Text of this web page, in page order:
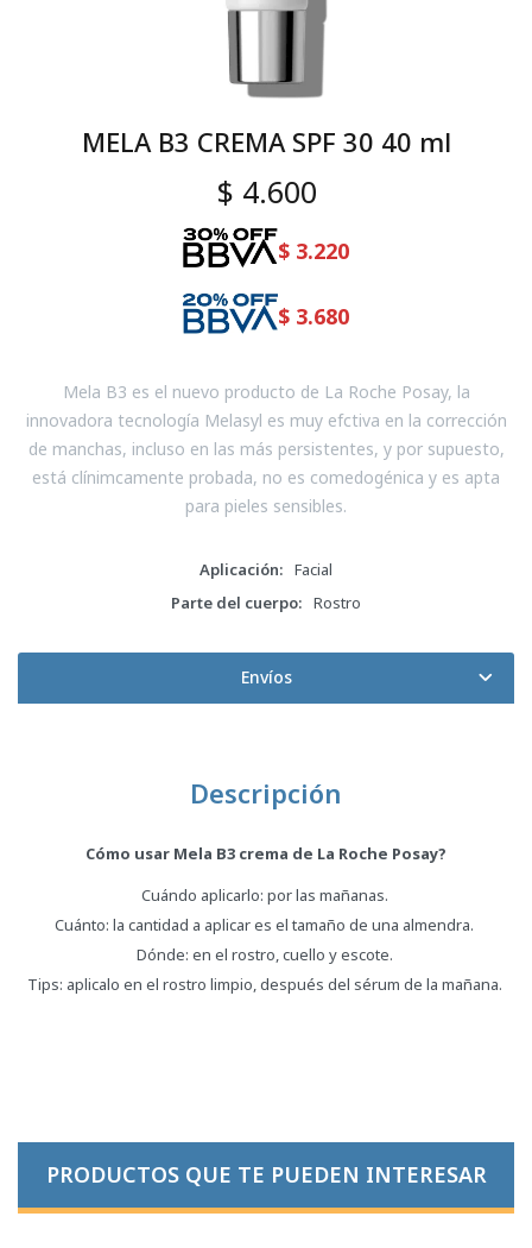
MELA B3 CREMA SPF 30 40 ml
$ 4.600
$ 3.220
$ 3.680
Mela B3 es el nuevo producto de La Roche Posay, la
innovadora tecnología Melasyl es muy efctiva en la corrección
de manchas, incluso en las más persistentes, y por supuesto,
está clínimcamente probada, no es comedogénica y es apta
para pieles sensibles.
Aplicación
Facial
Parte del cuerpo
Rostro
Envíos
Descripción
Cómo usar Mela B3 crema de La Roche Posay?
Cuándo aplicarlo: por las mañanas.
Cuánto: la cantidad a aplicar es el tamaño de una almendra.
Dónde: en el rostro, cuello y escote.
Tips: aplicalo en el rostro limpio, después del sérum de la mañana.
PRODUCTOS QUE TE PUEDEN INTERESAR